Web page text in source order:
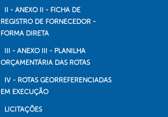
II - ANEXO II - FICHA DE
REGISTRO DE FORNECEDOR -
FORMA DIRETA
III - ANEXO III - PLANILHA
ORÇAMENTÁRIA DAS ROTAS
IV - ROTAS GEORREFERENCIADAS
EM EXECUÇÃO
LICITAÇÕES